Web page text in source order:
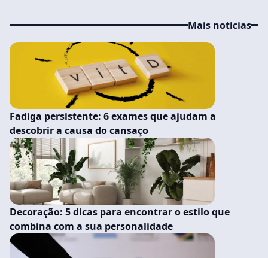
Mais noticias
Fadiga persistente: 6 exames que ajudam a
descobrir a causa do cansaço
Decoração: 5 dicas para encontrar o estilo que
combina com a sua personalidade